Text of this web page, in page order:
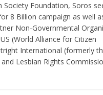
Society Foundation, Soros
8 Billion campaign as well
Non-Governmental
(World Alliance for Citizen
International (formerly
Lesbian Rights